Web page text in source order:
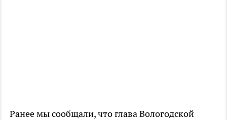
Ранее мы сообщали, что глава Вологодской